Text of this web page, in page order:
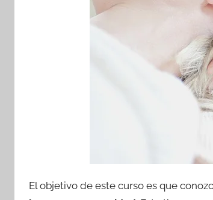
El objetivo de este curso es que